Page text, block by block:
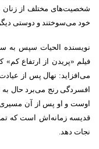
شخصیت‌های مختلف از زنان
خود می‌سوختند و دوستی
نویسنده الحیات سپس به
فیلم «پریدن از ارتفاع
می‌افزاید: نهال پس از
افسردگی رنج می‌برد حال
اوست و او پس از آن مسیری
قدیسه زمانه‌اش است که
نجات دهد.